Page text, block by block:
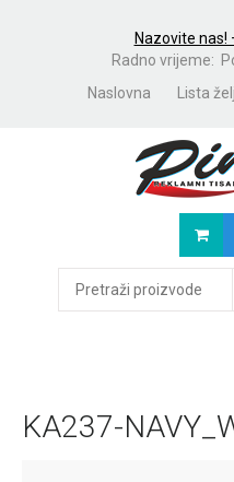
Nazovite nas!
Radno vrijeme:
Naslovna
Lista
KA237-